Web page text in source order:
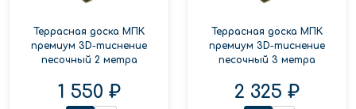
Террасная доска МПК
премиум 3D-тиснение
песочный 2 метра
1 550 ₽
Террасная доска МПК
премиум 3D-тиснение
песочный 3 метра
2 325 ₽